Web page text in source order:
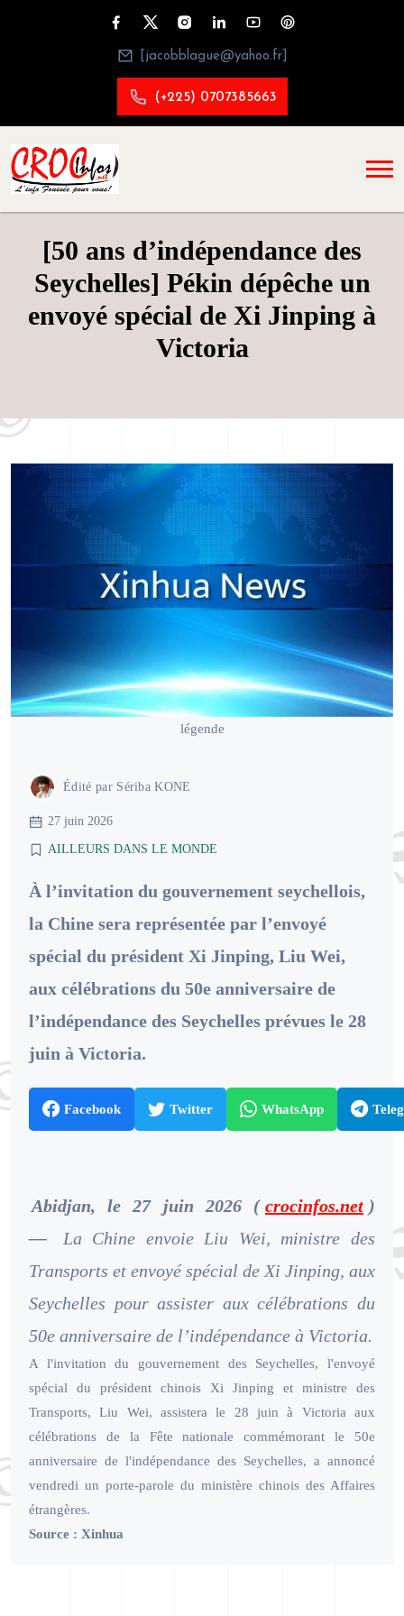
[jacobblague@yahoo.fr]
(+225) 0707385663
[50 ans d’indépendance des
Seychelles] Pékin dépêche un
envoyé spécial de Xi Jinping à
Victoria
légende
Édité par Sériba KONE
27 juin 2026
AILLEURS DANS LE MONDE
À l’invitation du gouvernement seychellois,
la Chine sera représentée par l’envoyé
spécial du président Xi Jinping, Liu Wei,
aux célébrations du 50e anniversaire de
l’indépendance des Seychelles prévues le 28
juin à Victoria.
Facebook Twitter WhatsApp
Abidjan, le 27 juin 2026 ( crocinfos.net )
—
La Chine envoie Liu Wei, ministre des
Transports et envoyé spécial de Xi Jinping, aux
Seychelles pour assister aux célébrations du
50e anniversaire de l’indépendance à Victoria.
A l'invitation du gouvernement des Seychelles, l'envoyé
spécial du président chinois Xi Jinping et ministre des
Transports, Liu Wei, assistera le 28 juin à Victoria aux
célébrations de la Fête nationale commémorant le 50e
anniversaire de l'indépendance des Seychelles, a annoncé
vendredi un porte-parole du ministère chinois des Affaires
étrangères.
Source : Xinhua